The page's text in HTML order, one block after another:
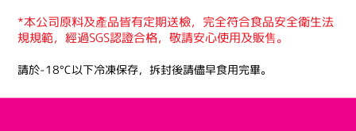
*本公司原料及產品皆有定期送檢，完全符合食品安全衛生法
規規範，經過SGS認證合格，敬請安心使用及販售。
請於-18°C以下冷凍保存，拆封後請儘早食用完畢。